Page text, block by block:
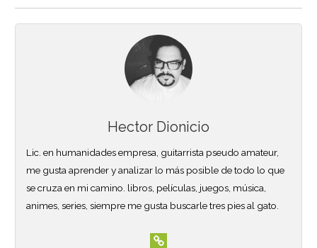
Hector Dionicio
Lic. en humanidades empresa, guitarrista pseudo amateur,
me gusta aprender y analizar lo más posible de todo lo que
se cruza en mi camino. libros, películas, juegos, música,
animes, series, siempre me gusta buscarle tres pies al gato.